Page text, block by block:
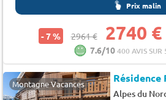
Prix malin
- 7 % 2961 € 2740 €
7.6/10400 AVIS SUR
Montagne Vacances Résidence
Alpes du